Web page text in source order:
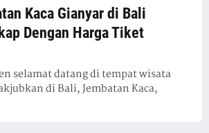
Kaca Gianyar di Bali
Dengan Harga Tiket
selamat datang di tempat wisata
di Bali, Jembatan Kaca,